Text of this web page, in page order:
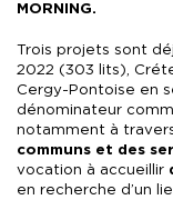
MORNING.
Trois projets sont
2022 (303 lits),
Cergy-Pontoise en
dénominateur
notamment à
communs et des
vocation à accueillir
en recherche d’un